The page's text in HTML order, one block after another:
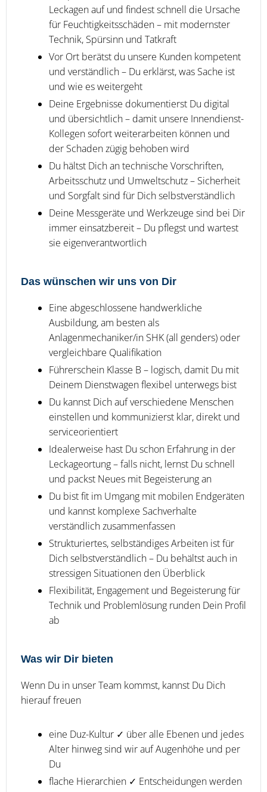
Leckagen auf und findest schnell die Ursache
für Feuchtigkeitsschäden – mit modernster
Technik, Spürsinn und Tatkraft
Vor Ort berätst du unsere Kunden kompetent
und verständlich – Du erklärst, was Sache ist
und wie es weitergeht
Deine Ergebnisse dokumentierst Du digital
und übersichtlich – damit unsere Innendienst-
Kollegen sofort weiterarbeiten können und
der Schaden zügig behoben wird
Du hältst Dich an technische Vorschriften,
Arbeitsschutz und Umweltschutz – Sicherheit
und Sorgfalt sind für Dich selbstverständlich
Deine Messgeräte und Werkzeuge sind bei Dir
immer einsatzbereit – Du pflegst und wartest
sie eigenverantwortlich
Das wünschen wir uns von Dir
Eine abgeschlossene handwerkliche
Ausbildung, am besten als
Anlagenmechaniker/in SHK (all genders) oder
vergleichbare Qualifikation
Führerschein Klasse B – logisch, damit Du mit
Deinem Dienstwagen flexibel unterwegs bist
Du kannst Dich auf verschiedene Menschen
einstellen und kommunizierst klar, direkt und
serviceorientiert
Idealerweise hast Du schon Erfahrung in der
Leckageortung – falls nicht, lernst Du schnell
und packst Neues mit Begeisterung an
Du bist fit im Umgang mit mobilen Endgeräten
und kannst komplexe Sachverhalte
verständlich zusammenfassen
Strukturiertes, selbständiges Arbeiten ist für
Dich selbstverständlich – Du behältst auch in
stressigen Situationen den Überblick
Flexibilität, Engagement und Begeisterung für
Technik und Problemlösung runden Dein Profil
ab
Was wir Dir bieten
Wenn Du in unser Team kommst, kannst Du Dich
hierauf freuen
eine Duz-Kultur ✓ über alle Ebenen und jedes
Alter hinweg sind wir auf Augenhöhe und per
Du
flache Hierarchien ✓ Entscheidungen werden